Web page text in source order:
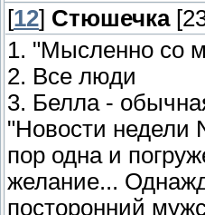
[12] Стюшечка
1. "Мысленно со
2. Все люди
3. Белла -
"Новости недели
пор одна и
желание...
посторонний